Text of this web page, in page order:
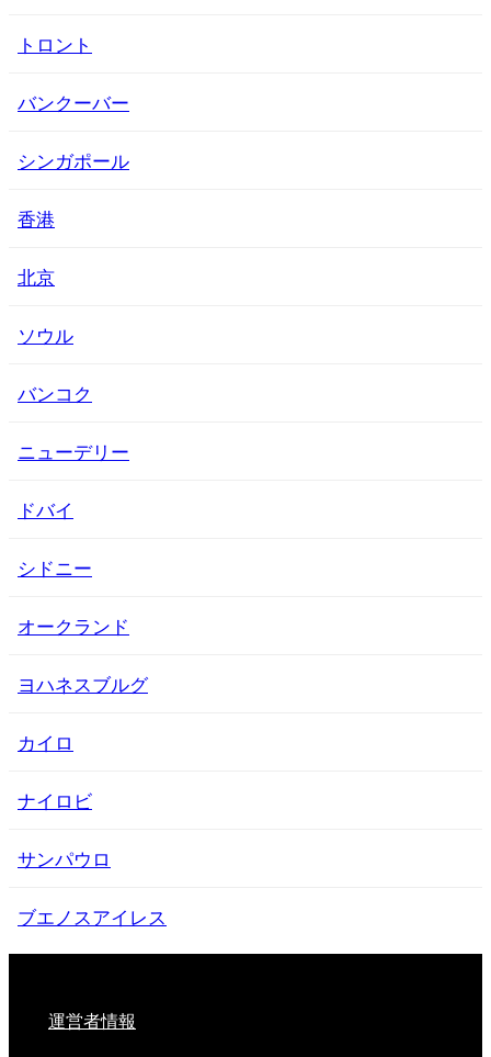
トロント
バンクーバー
シンガポール
香港
北京
ソウル
バンコク
ニューデリー
ドバイ
シドニー
オークランド
ヨハネスブルグ
カイロ
ナイロビ
サンパウロ
ブエノスアイレス
運営者情報